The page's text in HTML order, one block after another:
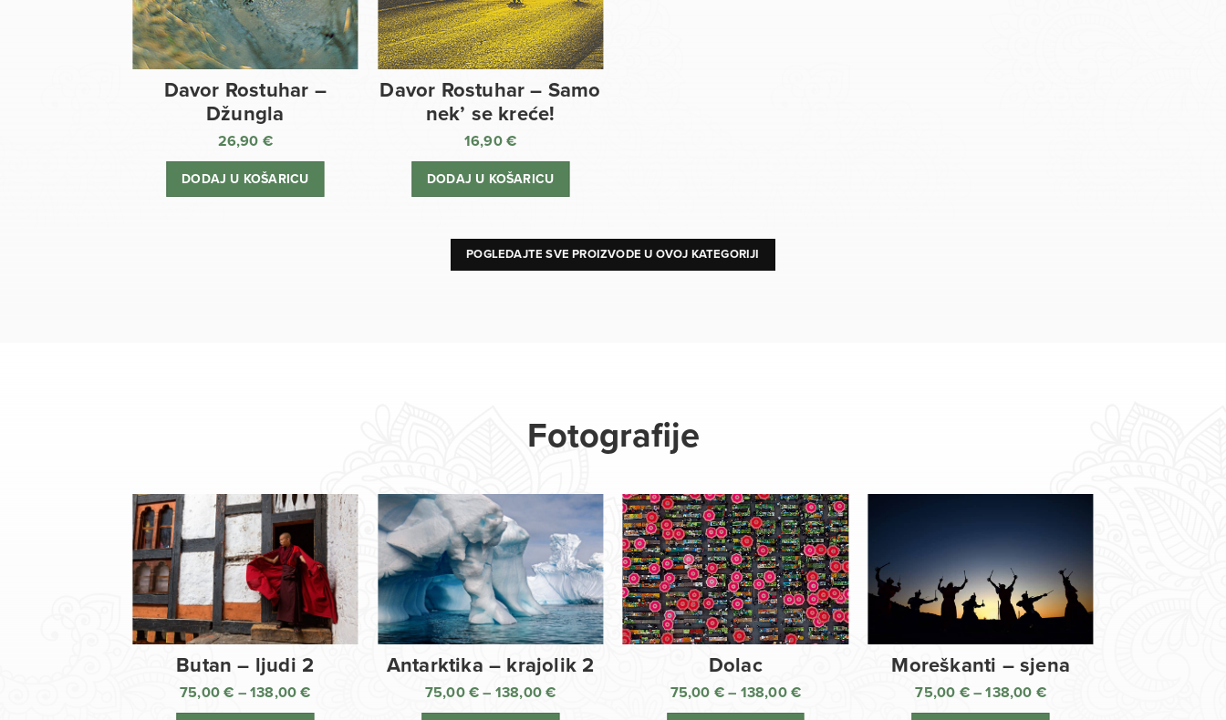
Davor Rostuhar –
Džungla
26,90 €
DODAJ U KOŠARICU
Davor Rostuhar – Samo
nek’ se kreće!
16,90€
DODAJ U KOŠARICU
POGLEDAJTE SVE PROIZVODE U OVOJ KATEGORIJI
Fotografije
Butan – ljudi 2
75,00€ – 138,00€
Antarktika – krajolik 2
75,00 € – 138,00€
Dolac
75,00 € – 138,00 €
Moreškanti – sjena
75,00 € – 138,00 €Raspon